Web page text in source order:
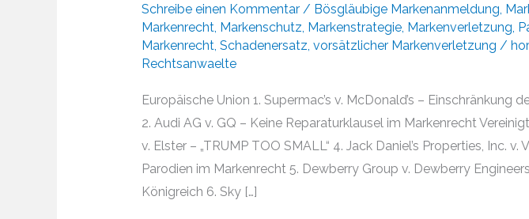
Schreibe einen Kommentar / Bösgläubige Markenanmeldung,
Markenrecht, Markenschutz, Markenstrategie, Markenverletzung,
Markenrecht, Schadenersatz, vorsätzlicher Markenverletzung /
Rechtsanwaelte
Europäische Union 1. Supermac’s v. McDonald’s – Einschränkung
2. Audi AG v. GQ – Keine Reparaturklausel im Markenrecht
v. Elster – „TRUMP TOO SMALL“ 4. Jack Daniel’s Properties, Inc. v.
Parodien im Markenrecht 5. Dewberry Group v. Dewberry
Königreich 6. Sky […]